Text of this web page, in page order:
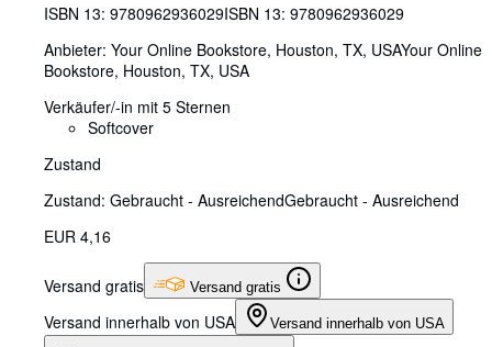
ISBN 13: 9780962936029ISBN 13: 9780962936029
Anbieter: Your Online Bookstore, Houston, TX, USAYour Online
Bookstore, Houston, TX, USA
Verkäufer/-in mit 5 Sternen
Softcover
Zustand
Zustand: Gebraucht - AusreichendGebraucht - Ausreichend
EUR 4,16
Versand gratis Versand gratis
Versand innerhalb von USA Versand innerhalb von USA